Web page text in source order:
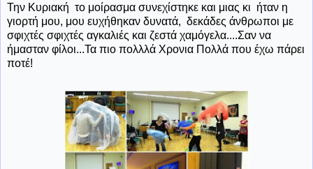
Την Κυριακή το μοίρασμα συνεχίστηκε και μιας κι ήταν η
γιορτή μου, μου ευχήθηκαν δυνατά, δεκάδες άνθρωποι με
σφιχτές σφιχτές αγκαλιές και ζεστά χαμόγελα....Σαν να
ήμασταν φίλοι...Τα πιο πολλλά Χρονια Πολλά που έχω πάρει
ποτέ!